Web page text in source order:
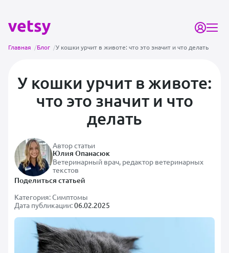
Главная /Блог /У кошки урчит в животе: что это значит и что делать
У кошки урчит в животе:
что это значит и что
делать
Автор статьи
Юлия Опанасюк
Ветеринарный врач, редактор ветеринарных
текстов
Поделиться статьей
Категория: Симптомы
Дата публикации:06.02.2025